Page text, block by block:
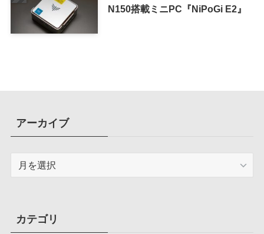
N150搭載ミニPC『NiPoGi E2』
アーカイブ
ブカテゴリ